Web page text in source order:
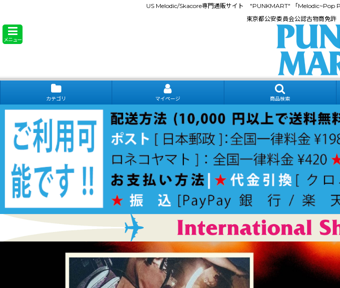
US Melodic/Skacore専門通販サイト "PUNKMART" 「Melodic~Pop
東京都公安委員会公認古物商免
メニュー
カテゴリ マイページ 商品検索